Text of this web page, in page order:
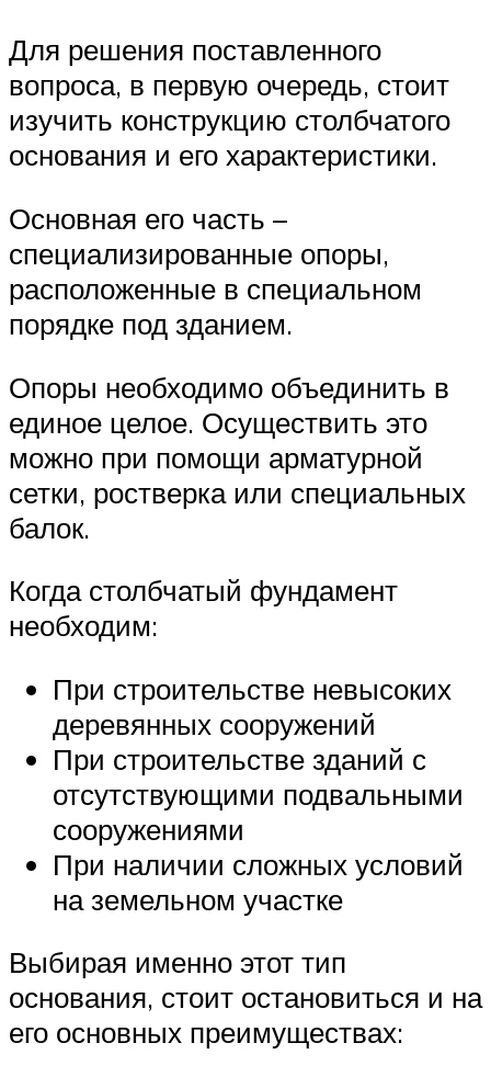
Для решения поставленного
вопроса, в первую очередь, стоит
изучить конструкцию столбчатого
основания и его характеристики.
Основная его часть –
специализированные опоры,
расположенные в специальном
порядке под зданием.
Опоры необходимо объединить в
единое целое. Осуществить это
можно при помощи арматурной
сетки, ростверка или специальных
балок.
Когда столбчатый фундамент
необходим:
При строительстве невысоких
деревянных сооружений
При строительстве зданий с
отсутствующими подвальными
сооружениями
При наличии сложных условий
на земельном участке
Выбирая именно этот тип
основания, стоит остановиться и на
его основных преимуществах: